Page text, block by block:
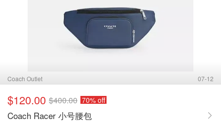
Coach Outlet 07-12
$120.00 $400.00 70% off
Coach Racer 小号腰包